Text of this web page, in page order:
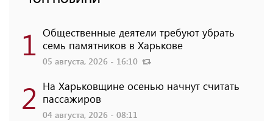
1 Общественные деятели требуют убрать
семь памятников в Харькове
05 августа, 2026 - 16:10
2 На Харьковщине осенью начнут считать
пассажиров
04 августа, 2026 - 08:11